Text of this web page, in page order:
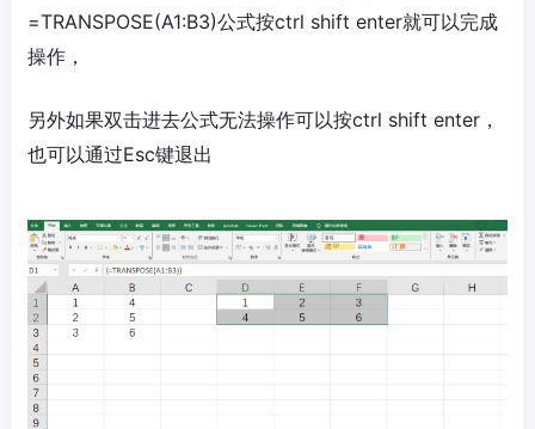
=TRANSPOSE(A1:B3)公式按ctrl shift enter就可以完成
操作，
另外如果双击进去公式无法操作可以按ctrl shift enter，
也可以通过Esc键退出